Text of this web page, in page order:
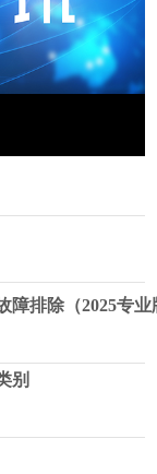
障排除（2025专业
别